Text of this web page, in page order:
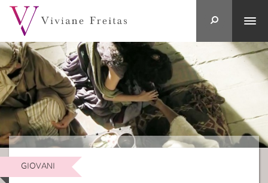
GIOVANI